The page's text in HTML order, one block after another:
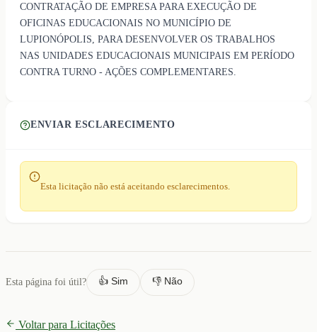
CONTRATAÇÃO DE EMPRESA PARA EXECUÇÃO DE
OFICINAS EDUCACIONAIS NO MUNICÍPIO DE
LUPIONÓPOLIS, PARA DESENVOLVER OS TRABALHOS
NAS UNIDADES EDUCACIONAIS MUNICIPAIS EM PERÍODO
CONTRA TURNO - AÇÕES COMPLEMENTARES.
ENVIAR ESCLARECIMENTO
Esta licitação não está aceitando esclarecimentos.
Esta página foi útil? 👍 Sim 👎 Não
Voltar para Licitações